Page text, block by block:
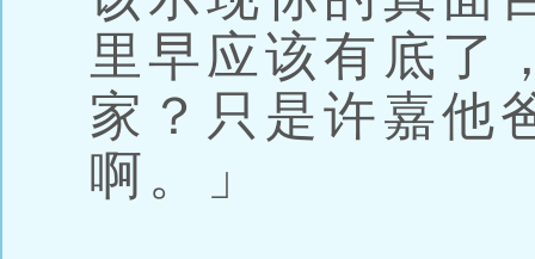
里早应该有底了
家？只是许嘉他
啊。」